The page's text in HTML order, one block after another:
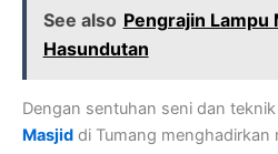
See also Pengrajin Lampu
Hasundutan
Dengan sentuhan seni dan
Masjid di Tumang